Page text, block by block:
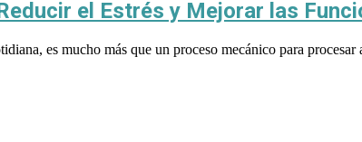
el Estrés y Mejorar las
es mucho más que un proceso mecánico para